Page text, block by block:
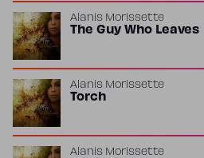
Alanis Morissette
The Guy Who Leaves
Alanis Morissette
Torch
Alanis Morissette